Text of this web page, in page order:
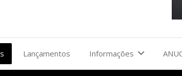
Lançamentos Informações